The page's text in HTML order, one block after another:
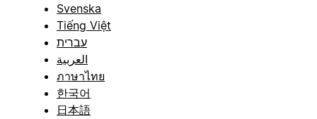
Svenska
Tiếng Việt
עברית
العربية
ภาษาไทย
한국어
日本語